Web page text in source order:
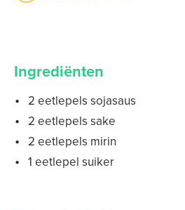
Ingrediënten
2 eetlepels sojasaus
2 eetlepels sake
2 eetlepels mirin
1 eetlepel suiker